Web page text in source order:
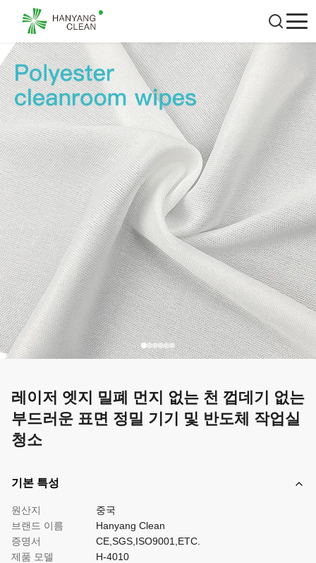
레이저 엣지 밀폐 먼지 없는 천 껍데기 없는
부드러운 표면 정밀 기기 및 반도체 작업실
청소
기본 특성
원산지
중국
브랜드 이름
Hanyang Clean
증명서
CE,SGS,ISO9001,ETC.
제품 모델
H-4010